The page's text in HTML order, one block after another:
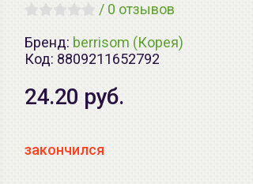
/ 0 отзывов
Бренд: berrisom (Корея)
Код: 8809211652792
24.20 руб.
закончился